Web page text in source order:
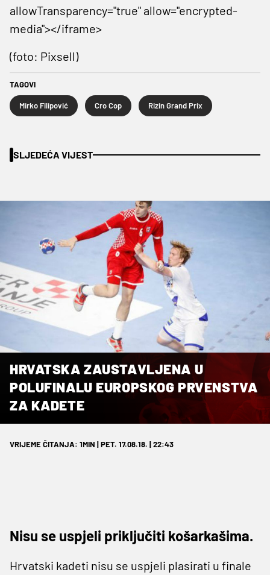
allowTransparency="true" allow="encrypted-
media"></iframe>
(foto: Pixsell)
TAGOVI
Mirko Filipović Cro Cop Rizin Grand Prix
SLJEDEĆA VIJEST
HRVATSKA ZAUSTAVLJENA U
POLUFINALU EUROPSKOG PRVENSTVA
ZA KADETE
VRIJEME ČITANJA: 1MIN | PET. 17.08.18. | 22:43
Nisu se uspjeli priključiti košarkašima.
Hrvatski kadeti nisu se uspjeli plasirati u finale